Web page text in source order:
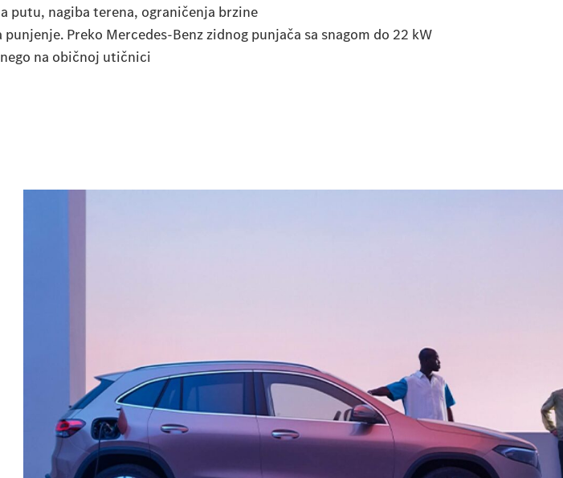
putu, nagiba terena, ograničenja brzine
Preko Mercedes-Benz zidnog punjača sa snagom do 22 kW
na običnoj utičnici